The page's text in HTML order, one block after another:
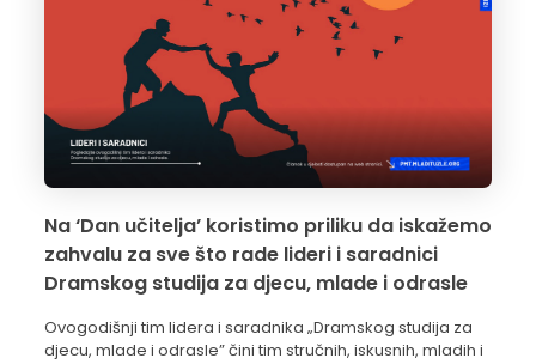
Na ‘Dan učitelja’ koristimo priliku da iskažemo
zahvalu za sve što rade lideri i saradnici
Dramskog studija za djecu, mlade i odrasle
Ovogodišnji tim lidera i saradnika „Dramskog studija za
djecu, mlade i odrasle” čini tim stručnih, iskusnih, mladih i